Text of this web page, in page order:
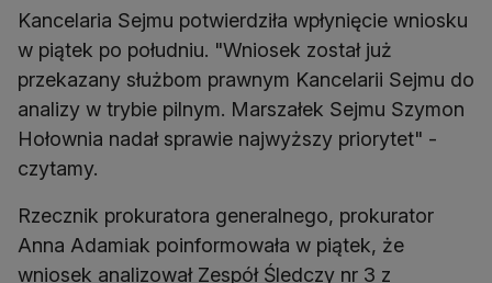
Kancelaria Sejmu potwierdziła wpłynięcie wniosku
w piątek po południu. "Wniosek został już
przekazany służbom prawnym Kancelarii Sejmu do
analizy w trybie pilnym. Marszałek Sejmu Szymon
Hołownia nadał sprawie najwyższy priorytet" -
czytamy.
Rzecznik prokuratora generalnego, prokurator
Anna Adamiak poinformowała w piątek, że
wniosek analizował Zespół Śledczy nr 3 z